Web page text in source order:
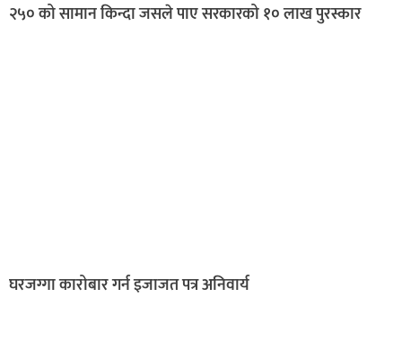
२५० को सामान किन्दा जसले पाए सरकारको १० लाख पुरस्कार
घरजग्गा कारोबार गर्न इजाजत पत्र अनिवार्य